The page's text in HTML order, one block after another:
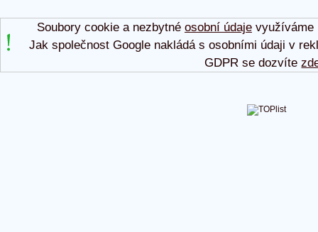
Soubory cookie a nezbytné osobní údajevyužíváme
Jak společnost Google nakládá s osobními údaji v
GDPR se dozvíte